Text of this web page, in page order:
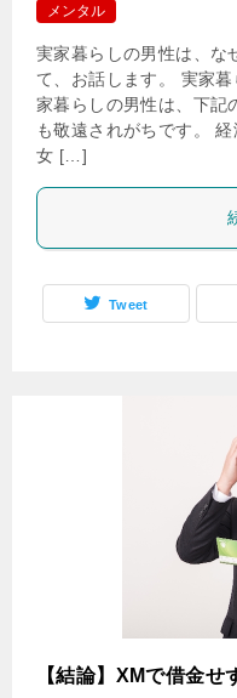
メンタル
実家暮らしの男性は、な
て、お話します。 実家
家暮らしの男性は、下記
も敬遠されがちです。
女 […]
Tweet
【結論】XMで借金